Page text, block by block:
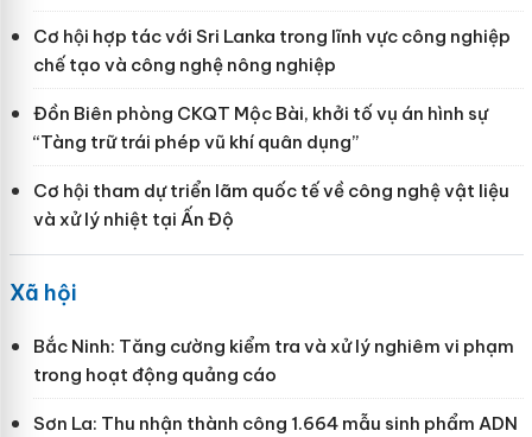
Cơ hội hợp tác với Sri Lanka trong lĩnh vực công nghiệp
chế tạo và công nghệ nông nghiệp
Đồn Biên phòng CKQT Mộc Bài, khởi tố vụ án hình sự
“Tàng trữ trái phép vũ khí quân dụng”
Cơ hội tham dự triển lãm quốc tế về công nghệ vật liệu
và xử lý nhiệt tại Ấn Độ
Xã hội
Bắc Ninh: Tăng cường kiểm tra và xử lý nghiêm vi phạm
trong hoạt động quảng cáo
Sơn La: Thu nhận thành công 1.664 mẫu sinh phẩm ADN